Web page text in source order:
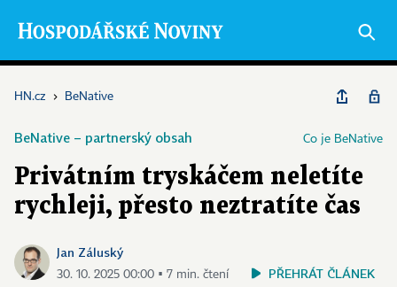
HN.cz › BeNative
BeNative – partnerský obsah Co je BeNative
Privátním tryskáčem neletíte
rychleji, přesto neztratíte čas
Jan Záluský
30. 10. 2025 00:00 ▪ 7 min. čtení PŘEHRÁT ČLÁNEK